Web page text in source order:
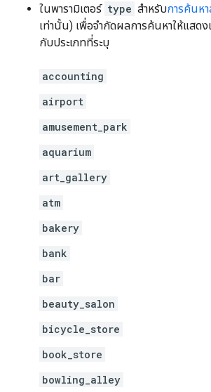
ในพารามิเตอร์ type สำหรับการค้นห
เท่านั้น) เพื่อจำกัดผลการค้นหาให้แสด
กับประเภทที่ระบุ
accounting
airport
amusement_park
aquarium
art_gallery
atm
bakery
bank
bar
beauty_salon
bicycle_store
book_store
bowling_alley